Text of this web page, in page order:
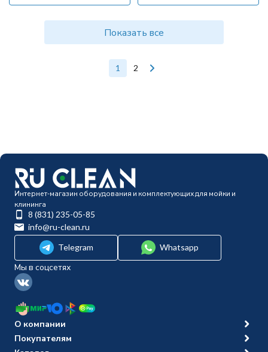
Показать все
1 2
Интернет-магазин оборудования и комплектующих для мойки и
клининга
8 (831) 235-05-85
info@ru-clean.ru
Telegram
Whatsapp
Мы в соцсетях
О компании
Покупателям